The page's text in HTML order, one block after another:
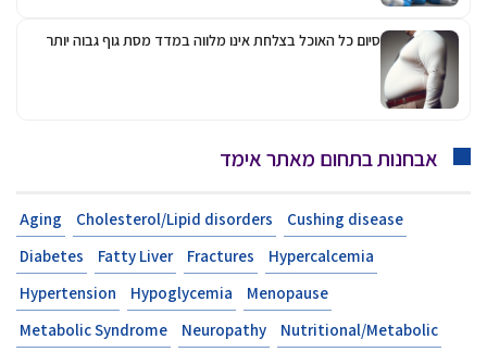
סיום כל האוכל בצלחת אינו מלווה במדד מסת גוף גבוה יותר
אבחנות בתחום מאתר אימד
Aging Cholesterol/Lipid disorders
Cushing disease
Diabetes
Fatty Liver Fractures
Hypercalcemia
Hypertension
Hypoglycemia
Menopause
Metabolic Syndrome
Neuropathy
Nutritional/Metabolic